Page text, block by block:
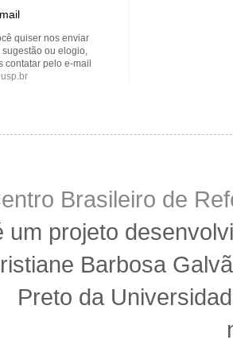
quiser nos enviar
sugestão ou elogio,
contatar pelo e-mail
Brasileiro de
um projeto
Barbosa
Preto da